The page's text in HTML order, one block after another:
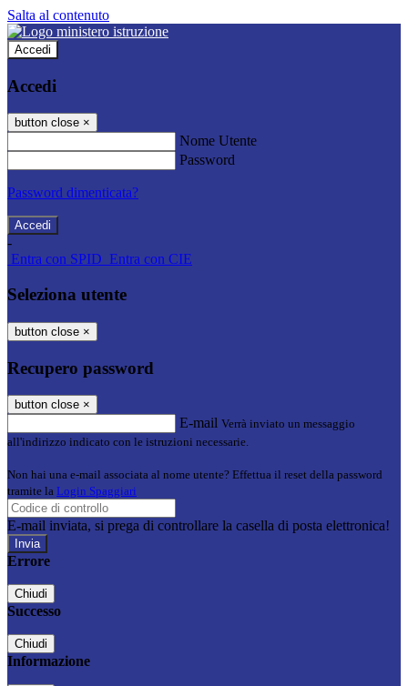
Salta al contenuto
Accedi
Accedi
button close ×
Nome Utente
Password
Password dimenticata?
-
Entra con SPID Entra con CIE
Seleziona utente
button close ×
Recupero password
button close ×
E-mail Verrà inviato un messaggio
all'indirizzo indicato con le istruzioni necessarie.
Non hai una e-mail associata al nome utente? Effettua il reset della password
tramite la Login Spaggiari
E-mail inviata, si prega di controllare la casella di posta elettronica!
Errore
Chiudi
Successo
Chiudi
Informazione